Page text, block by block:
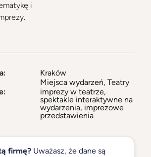
i
Kraków
Miejsca wydarzeń, Teatry
imprezy w teatrze,
spektakle interaktywne na
wydarzenia, imprezowe
przedstawienia
firmę?Uważasz, że dane są